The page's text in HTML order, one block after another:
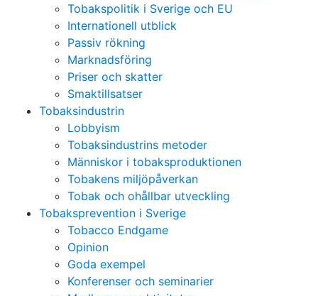
Tobakspolitik i Sverige och EU
Internationell utblick
Passiv rökning
Marknadsföring
Priser och skatter
Smaktillsatser
Tobaksindustrin
Lobbyism
Tobaksindustrins metoder
Människor i tobaksproduktionen
Tobakens miljöpåverkan
Tobak och ohållbar utveckling
Tobaksprevention i Sverige
Tobacco Endgame
Opinion
Goda exempel
Konferenser och seminarier